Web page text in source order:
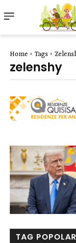
Home Tags
zelenshy
TAG